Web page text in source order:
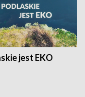
jest EKO